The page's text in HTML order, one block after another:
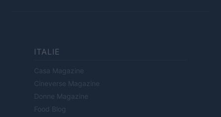
ITALIE
Casa Magazine
Cineverse Magazine
Donne Magazine
Food Blog